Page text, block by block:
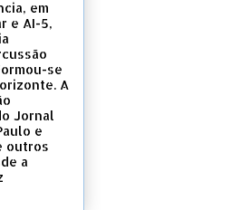
em
e AI-5,
se
A
Jornal
e
outros
a